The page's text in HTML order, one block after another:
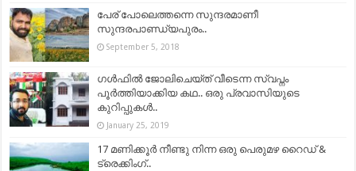
പേര് പോലെത്തന്നെ സുന്ദരമാണീ
സുന്ദരപാണ്ഡ്യപുരം..
September 5, 2018
ഗൾഫിൽ ജോലിചെയ്ത് വീടെന്ന സ്വപ്നം
പൂർത്തിയാക്കിയ കഥ.. ഒരു പ്രവാസിയുടെ
കുറിപ്പുകൾ..
January 25, 2019
17 മണിക്കൂർ നീണ്ടു നിന്ന ഒരു പെരുമഴ റൈഡ് &
ട്രെക്കിംഗ്..